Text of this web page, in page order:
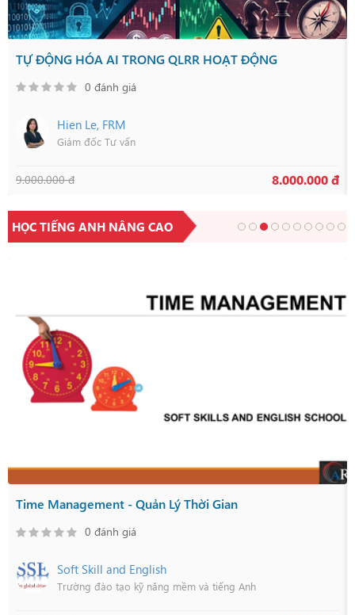
TỰ ĐỘNG HÓA AI TRONG QLRR HOẠT ĐỘNG
0 đánh giá
Hien Le, FRM
Giám đốc Tư vấn
9.000.000 đ 8.000.000 đ
HỌC TIẾNG ANH NÂNG CAO
Time Management - Quản Lý Thời Gian
0 đánh giá
Soft Skill and English
Trường đào tạo kỹ năng mềm và tiếng Anh